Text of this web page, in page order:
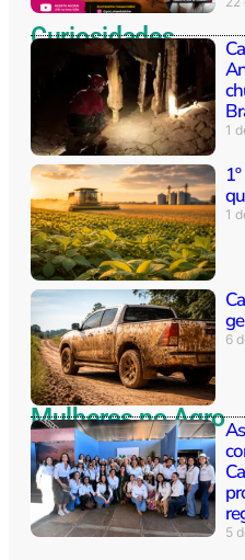
Curiosidades
1
1
6
Mulheres no Agro
5